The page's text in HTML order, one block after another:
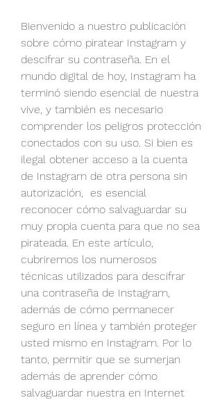
Bienvenido a nuestro publicación
sobre cómo piratear Instagram y
descifrar su contraseña. En el
mundo digital de hoy, Instagram ha
terminó siendo esencial de nuestra
vive, y también es necesario
comprender los peligros protección
conectados con su uso. Si bien es
ilegal obtener acceso a la cuenta
de Instagram de otra persona sin
autorización,  es esencial
reconocer cómo salvaguardar su
muy propia cuenta para que no sea
pirateada. En este artículo,
cubriremos los numerosos
técnicas utilizados para descifrar
una contraseña de Instagram,
además de cómo permanecer
seguro en línea y también proteger
usted mismo en Instagram. Por lo
tanto, permitir que se sumerjan
además de aprender cómo
salvaguardar nuestra en Internet